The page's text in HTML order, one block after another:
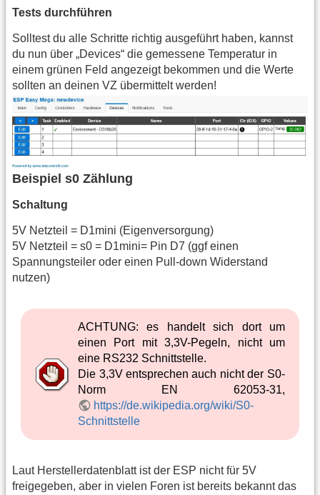
Tests durchführen
Solltest du alle Schritte richtig ausgeführt haben, kannst
du nun über „Devices“ die gemessene Temperatur in
einem grünen Feld angezeigt bekommen und die Werte
sollten an deinen VZ übermittelt werden!
Beispiel s0 Zählung
Schaltung
5V Netzteil = D1mini (Eigenversorgung)
5V Netzteil = s0 = D1mini= Pin D7 (ggf einen
Spannungsteiler oder einen Pull-down Widerstand
nutzen)
ACHTUNG: es handelt sich dort um
einen Port mit 3,3V-Pegeln, nicht um
eine RS232 Schnittstelle.
Die 3,3V entsprechen auch nicht der S0-
Norm EN 62053-31,
https://de.wikipedia.org/wiki/S0-
Schnittstelle
Laut Herstellerdatenblatt ist der ESP nicht für 5V
freigegeben, aber in vielen Foren ist bereits bekannt das